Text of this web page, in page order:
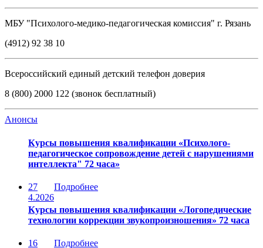
МБУ "Психолого-медико-педагогическая комиссия" г. Рязань
(4912) 92 38 10
Всероссийский единый детский телефон доверия
8 (800) 2000 122 (звонок бесплатный)
Анонсы
Курсы повышения квалификации «Психолого-
педагогическое сопровождение детей с нарушениями
интеллекта" 72 часа»
27
4.2026
Подробнее
Курсы повышения квалификации «Логопедические
технологии коррекции звукопроизношения» 72 часа
16
Подробнее